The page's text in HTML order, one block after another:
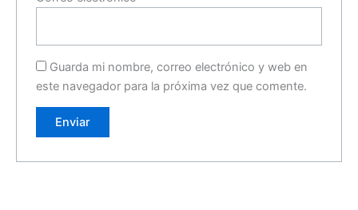
Guarda mi nombre, correo electrónico y web en
este navegador para la próxima vez que comente.